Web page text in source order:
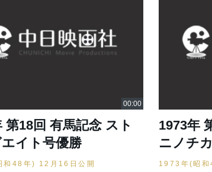
第18回 有馬記念 スト
イト号優勝
和48年) 12月16日公開
1973年
ニノチ
1973年(昭和